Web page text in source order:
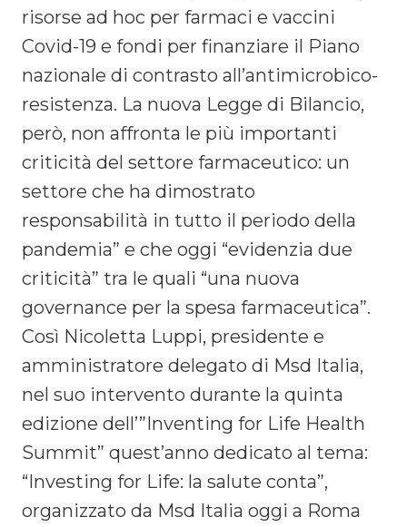
risorse ad hoc per farmaci e vaccini
Covid-19 e fondi per finanziare il Piano
nazionale di contrasto all’antimicrobico-
resistenza. La nuova Legge di Bilancio,
però, non affronta le più importanti
criticità del settore farmaceutico: un
settore che ha dimostrato
responsabilità in tutto il periodo della
pandemia” e che oggi “evidenzia due
criticità” tra le quali “una nuova
governance per la spesa farmaceutica”.
Così Nicoletta Luppi, presidente e
amministratore delegato di Msd Italia,
nel suo intervento durante la quinta
edizione dell’”Inventing for Life Health
Summit” quest’anno dedicato al tema:
“Investing for Life: la salute conta”,
organizzato da Msd Italia oggi a Roma